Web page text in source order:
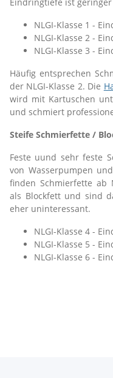
NLGI-Klasse 1 -
NLGI-Klasse 2 -
NLGI-Klasse 3 -
Häufig entsprechen
der NLGI-Klasse 2. Die
wird mit Kartuschen
und schmiert
Steife Schmierfette /
Feste uund sehr feste
von Wasserpumpen
finden Schmierfette ab
als Blockfett und sind
eher uninteressant.
NLGI-Klasse 4 -
NLGI-Klasse 5 -
NLGI-Klasse 6 -